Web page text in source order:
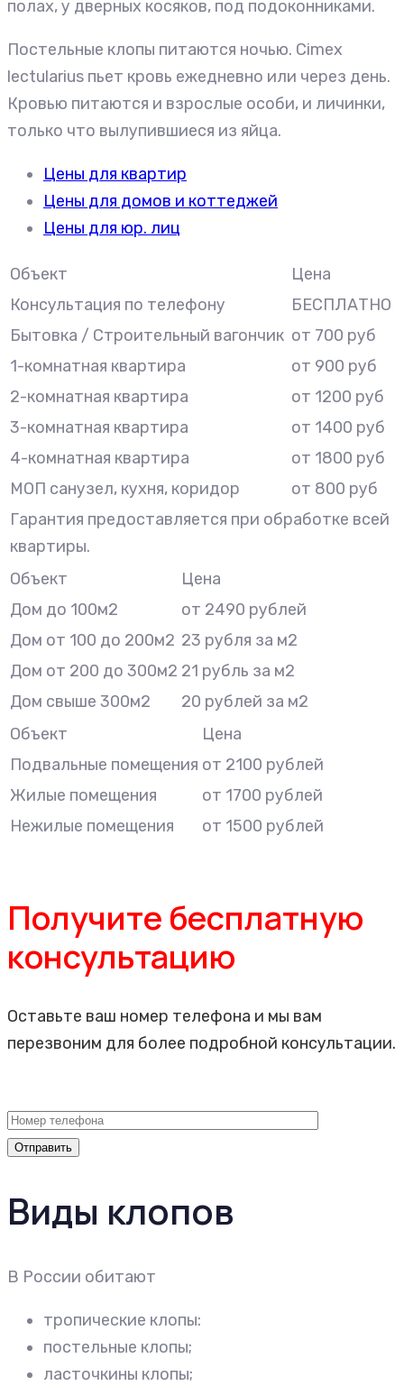
полах, у дверных косяков, под подоконниками.
Постельные клопы питаются ночью. Cimex
lectularius пьет кровь ежедневно или через день.
Кровью питаются и взрослые особи, и личинки,
только что вылупившиеся из яйца.
Цены для квартир
Цены для домов и коттеджей
Цены для юр. лиц
Объект
Цена
Консультация по телефону
БЕСПЛАТНО
Бытовка / Строительный вагончик от 700 руб
1-комнатная квартира
от 900 руб
2-комнатная квартира
от 1200 руб
3-комнатная квартира
от 1400 руб
4-комнатная квартира
от 1800 руб
МОП санузел, кухня, коридор
от 800 руб
Гарантия предоставляется при обработке всей
квартиры.
Объект
Цена
Дом до 100м2
от 2490 рублей
Дом от 100 до 200м2 23 рубля за м2
Дом от 200 до 300м2 21 рубль за м2
Дом свыше 300м2
20 рублей за м2
Объект
Цена
Подвальные помещения от 2100 рублей
Жилые помещения
от 1700 рублей
Нежилые помещения
от 1500 рублей
Получите бесплатную
консультацию
Оставьте ваш номер телефона и мы вам
перезвоним для более подробной консультации.
Виды клопов
В России обитают
тропические клопы:
постельные клопы;
ласточкины клопы;